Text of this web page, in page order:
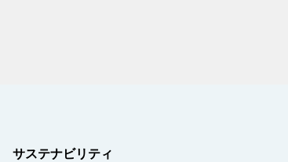
サステナビリティ